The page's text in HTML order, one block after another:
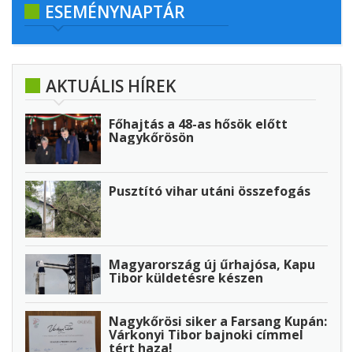
ESEMÉNYNAPTÁR
AKTUÁLIS HÍREK
Főhajtás a 48-as hősök előtt
Nagykőrösön
Pusztító vihar utáni összefogás
Magyarország új űrhajósa, Kapu
Tibor küldetésre készen
Nagykőrösi siker a Farsang Kupán:
Várkonyi Tibor bajnoki címmel
tért haza!